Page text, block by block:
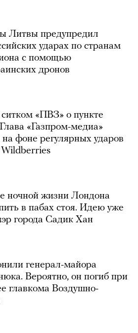
Литвы предупредил
ударах по странам
с помощью
дронов
«ПВЗ» о пункте
«Газпром-медиа»
фоне регулярных ударов
ночной жизни Лондона
в пабах стоя. Идею уже
города Садик Хан
генерал-майора
Вероятно, он погиб при
главкома Воздушно-